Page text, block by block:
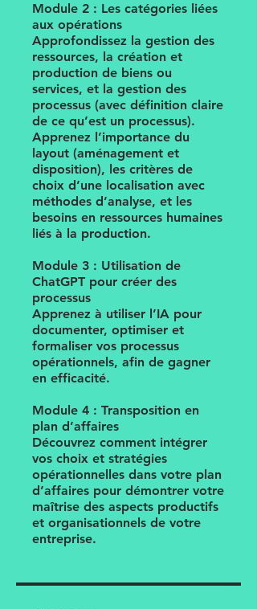
Module 2 : Les catégories liées
aux opérations
Approfondissez la gestion des
ressources, la création et
production de biens ou
services, et la gestion des
processus (avec définition claire
de ce qu’est un processus).
Apprenez l’importance du
layout (aménagement et
disposition), les critères de
choix d’une localisation avec
méthodes d’analyse, et les
besoins en ressources humaines
liés à la production.
Module 3 : Utilisation de
ChatGPT pour créer des
processus
Apprenez à utiliser l’IA pour
documenter, optimiser et
formaliser vos processus
opérationnels, afin de gagner
en efficacité.
Module 4 : Transposition en
plan d’affaires
Découvrez comment intégrer
vos choix et stratégies
opérationnelles dans votre plan
d’affaires pour démontrer votre
maîtrise des aspects productifs
et organisationnels de votre
entreprise.